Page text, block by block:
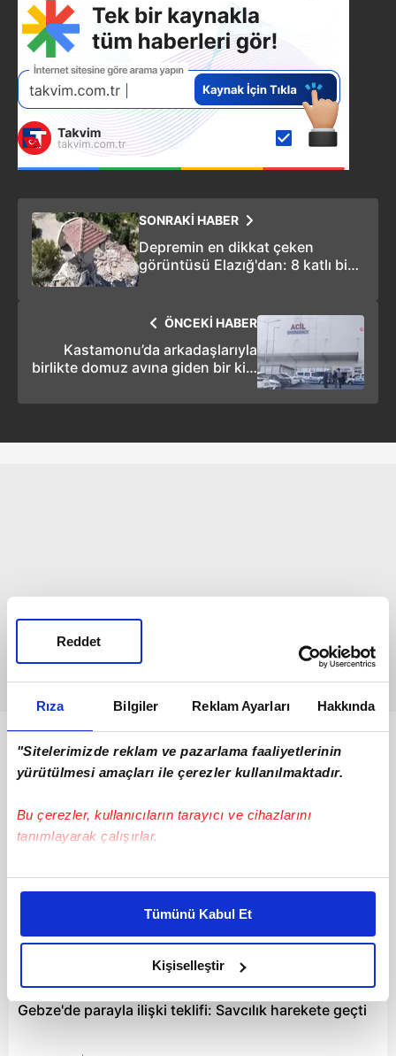
Rıza Bilgiler Reklam Ayarları Hakkında
"Sitelerimizde reklam ve pazarlama faaliyetlerinin
yürütülmesi amaçları ile çerezler kullanılmaktadır.
Bu çerezler, kullanıcıların tarayıcı ve cihazlarını
tanımlayarak çalışırlar.
Bu çerezlere izin vermeniz halinde sizlere özel
daha iyi reklam deneyimi yaşatabiliriz. Bunu yaparken
amacımızın size daha iyi bir reklam deneyimi sunmak
olduğunu ve sizlere en iyi içerikleri sunabilmek adına
elimizden gelen çabayı gösterdiğimizi ve bu noktada,
reklamların maliyetlerimizi karşılamak noktasında tek gelir
Tümünü Kabul Et
Kişiselleştir
Reddet
SONRAKİ HABER
Depremin en dikkat çeken
görüntüsü Elazığ'dan: 8 katlı bina
ÖNCEKİ HABER
Kastamonu’da arkadaşlarıyla
birlikte domuz avına giden bir kişi
Bunlar da Var
Gebze'de parayla ilişki teklifi: Savcılık harekete geçti